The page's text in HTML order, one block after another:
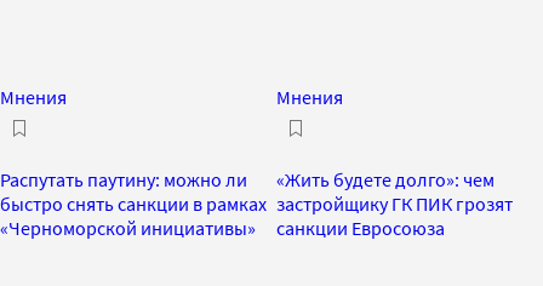
Мнения
Распутать паутину: можно ли
быстро снять санкции в рамках
«Черноморской инициативы»
Мнения
«Жить будете долго»: чем
застройщику ГК ПИК грозят
санкции Евросоюза